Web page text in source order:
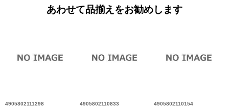
あわせて品揃えをお勧めします
4905802111298
4905802110833
4905802110154